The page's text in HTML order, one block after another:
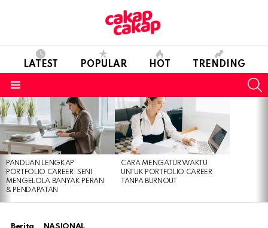
LATEST POPULAR HOT TRENDING
LATEST
STORIES
PANDUAN LENGKAP
PORTFOLIO CAREER: SENI
MENGELOLA BANYAK PERAN
& PENDAPATAN
CARA MENGATUR WAKTU
UNTUK PORTFOLIO CAREER
TANPA BURNOUT
Berita NASIONAL